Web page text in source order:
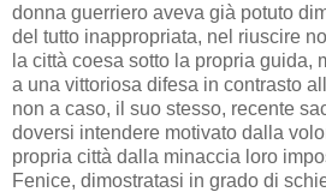
donna guerriero aveva già potuto
del tutto inappropriata, nel riuscire
la città coesa sotto la propria guida,
a una vittoriosa difesa in contrasto
non a caso, il suo stesso, recente
doversi intendere motivato dalla
propria città dalla minaccia loro
Fenice, dimostratasi in grado di